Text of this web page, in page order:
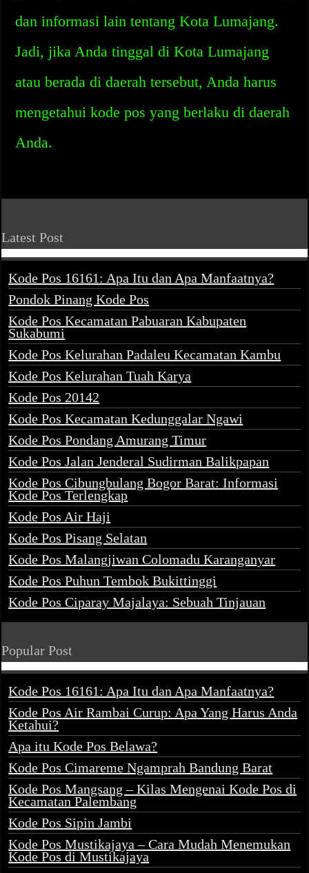
dan informasi lain tentang Kota Lumajang.
Jadi, jika Anda tinggal di Kota Lumajang
atau berada di daerah tersebut, Anda harus
mengetahui kode pos yang berlaku di daerah
Anda.
Latest Post
Kode Pos 16161: Apa Itu dan Apa Manfaatnya?
Pondok Pinang Kode Pos
Kode Pos Kecamatan Pabuaran Kabupaten
Sukabumi
Kode Pos Kelurahan Padaleu Kecamatan Kambu
Kode Pos Kelurahan Tuah Karya
Kode Pos 20142
Kode Pos Kecamatan Kedunggalar Ngawi
Kode Pos Pondang Amurang Timur
Kode Pos Jalan Jenderal Sudirman Balikpapan
Kode Pos Cibungbulang Bogor Barat: Informasi
Kode Pos Terlengkap
Kode Pos Air Haji
Kode Pos Pisang Selatan
Kode Pos Malangjiwan Colomadu Karanganyar
Kode Pos Puhun Tembok Bukittinggi
Kode Pos Ciparay Majalaya: Sebuah Tinjauan
Popular Post
Kode Pos 16161: Apa Itu dan Apa Manfaatnya?
Kode Pos Air Rambai Curup: Apa Yang Harus Anda
Ketahui?
Apa itu Kode Pos Belawa?
Kode Pos Cimareme Ngamprah Bandung Barat
Kode Pos Mangsang – Kilas Mengenai Kode Pos di
Kecamatan Palembang
Kode Pos Sipin Jambi
Kode Pos Mustikajaya – Cara Mudah Menemukan
Kode Pos di Mustikajaya